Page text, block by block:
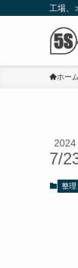
工場、
ホーム
2024
7/
整理